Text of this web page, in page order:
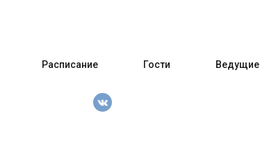
Расписание Гости Ведущие